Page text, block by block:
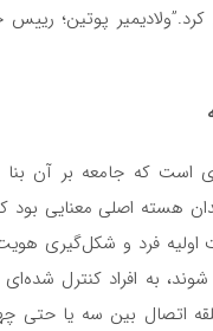
پوتین؛
است که جامعه بر آن
هسته اصلی معنایی بود
فرد و شکل‌گیری
به افراد کنترل
اتصال بین سه یا حتی